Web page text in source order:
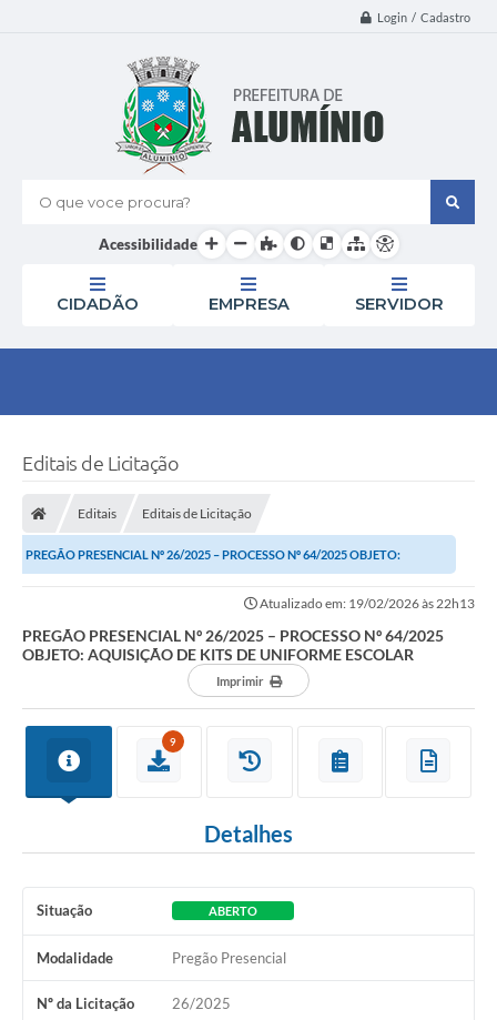
Login / Cadastro
O que voce procura?
Acessibilidade
CIDADÃO EMPRESA SERVIDOR
Editais de Licitação
Editais Editais de Licitação
PREGÃO PRESENCIAL Nº 26/2025 – PROCESSO Nº 64/2025 OBJETO:
AQUISIÇÃO DE KITS DE UNIFORME ESCOLAR
Atualizado em: 19/02/2026 às 22h13
PREGÃO PRESENCIAL Nº 26/2025 – PROCESSO Nº 64/2025
OBJETO: AQUISIÇÃO DE KITS DE UNIFORME ESCOLAR
Imprimir
9
Detalhes
Situação ABERTO
Modalidade Pregão Presencial
Nº da Licitação 26/2025